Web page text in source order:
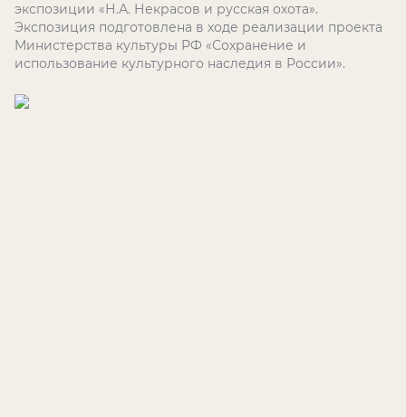
экспозиции «Н.А. Некрасов и русская охота».
Экспозиция подготовлена в ходе реализации проекта
Министерства культуры РФ «Сохранение и
использование культурного наследия в России».